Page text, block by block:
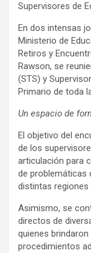
Supervisores de
En dos intensas
Ministerio de
Retiros y
Rawson, se
(STS) y
Primario de toda
Un espacio de
El objetivo del
de los
articulación para
de problemáticas
distintas regiones
Asimismo, se
directos de
quienes
procedimientos